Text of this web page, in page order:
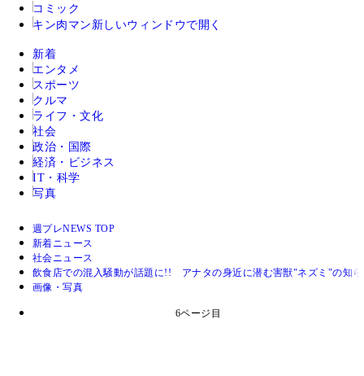
コミック
キン肉マン 新しいウィンドウで開く
新着
エンタメ
スポーツ
クルマ
ライフ・文化
社会
政治・国際
経済・ビジネス
IT・科学
写真
週プレNEWS TOP
新着ニュース
社会ニュース
飲食店での混入騒動が話題に!! アナタの身近に潜む害獣"ネズミ"の知
画像・写真
6ページ目